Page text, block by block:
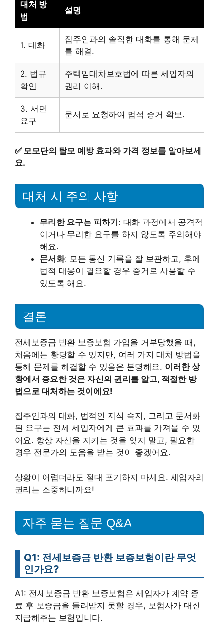
대처 방
법
설명
1. 대화
집주인과의 솔직한 대화를 통해 문제
를 해결.
2. 법규
확인
주택임대차보호법에 따른 세입자의
권리 이해.
3. 서면
요구
문서로 요청하여 법적 증거 확보.
✅ 모모단의 탈모 예방 효과와 가격 정보를 알아보세
요.
대처 시 주의 사항
무리한 요구는 피하기 : 대화 과정에서 공격적
이거나 무리한 요구를 하지 않도록 주의해야
해요.
문서화: 모든 통신 기록을 잘 보관하고, 후에
법적 대응이 필요할 경우 증거로 사용할 수
있도록 해요.
결론
전세보증금 반환 보증보험 가입을 거부당했을 때,
처음에는 황당할 수 있지만, 여러 가지 대처 방법을
통해 문제를 해결할 수 있음은 분명해요. 이러한 상
황에서 중요한 것은 자신의 권리를 알고, 적절한 방
법으로 대처하는 것이에요!
집주인과의 대화, 법적인 지식 숙지, 그리고 문서화
된 요구는 전세 세입자에게 큰 효과를 가져올 수 있
어요. 항상 자신을 지키는 것을 잊지 말고, 필요한
경우 전문가의 도움을 받는 것이 좋겠어요.
상황이 어렵더라도 절대 포기하지 마세요. 세입자의
권리는 소중하니까요!
자주 묻는 질문 Q&A
Q1: 전세보증금 반환 보증보험이란 무엇
인가요?
A1: 전세보증금 반환 보증보험은 세입자가 계약 종
료 후 보증금을 돌려받지 못할 경우, 보험사가 대신
지급해주는 보험입니다.